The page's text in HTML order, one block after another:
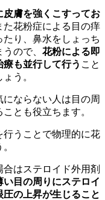
皮膚を強くこすってお
た花粉症による目の痒
り、鼻水をしょっち
ので、 花粉による即
も並行して行う こと
う。
ならない人は目の周
とも役立ちます。
うことで物理的に花
はステロイド外用剤
い目の周りにステロイ
圧の上昇が生じること